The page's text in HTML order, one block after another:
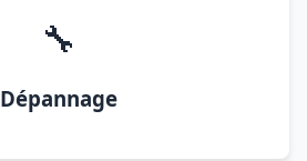
🔧
Dépannage